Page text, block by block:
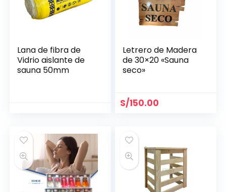
Lana de fibra de
Vidrio aislante de
sauna 50mm
Letrero de Madera
de 30×20 «Sauna
seco»
S/150.00